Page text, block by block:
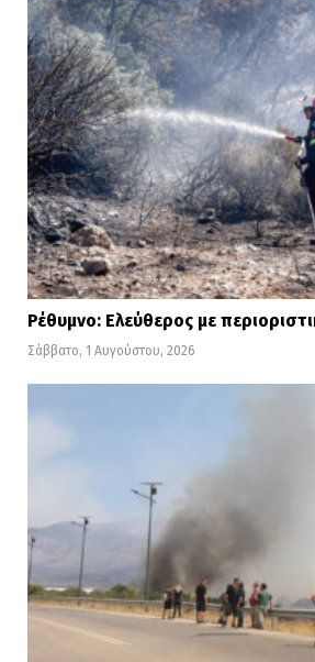
Ρέθυμνο: Ελεύθερος με
Σάββατο, 1 Αυγούστου, 2026